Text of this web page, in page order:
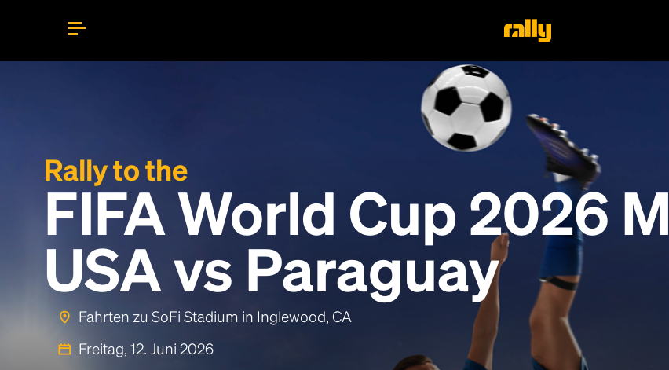
Rally to the
FIFA World Cup 2026
USA vs Paraguay
Fahrten zu SoFi Stadium in Inglewood, CA
Freitag, 12. Juni 2026